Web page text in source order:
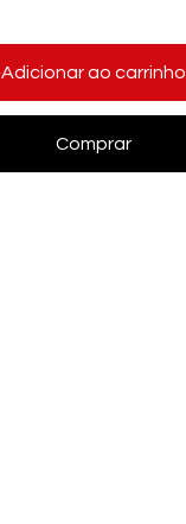
Adicionar ao carrinho
Comprar